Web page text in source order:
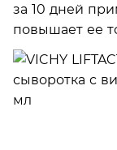
за 10 дней
повышает ее